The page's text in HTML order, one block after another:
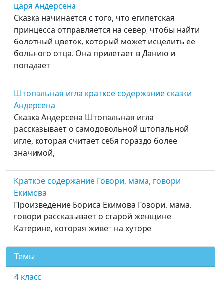
царя Андерсена
Сказка начинается с того, что египетская
принцесса отправляется на север, чтобы найти
болотный цветок, который может исцелить ее
больного отца. Она прилетает в Данию и
попадает
Штопальная игла краткое содержание сказки
Андерсена
Сказка Андерсена Штопальная игла
рассказывает о самодовольной штопальной
игле, которая считает себя гораздо более
значимой,
Краткое содержание Говори, мама, говори
Екимова
Произведение Бориса Екимова Говори, мама,
говори рассказывает о старой женщине
Катерине, которая живет на хуторе
Темы
4 класс